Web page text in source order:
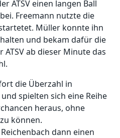
ATSV einen langen Ball
Freemann nutzte die
Müller konnte ihn
und bekam dafür die
ab dieser Minute das
die Überzahl in
spielten sich eine Reihe
heraus, ohne
können.
dann einen